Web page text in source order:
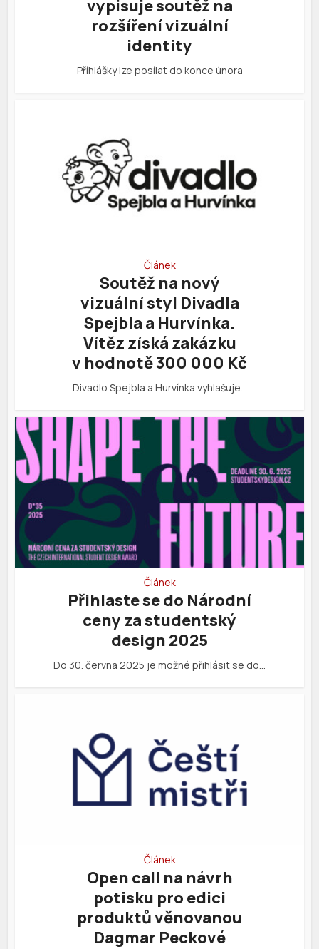
vypisuje soutěž na
rozšíření vizuální
identity
Příhlášky lze posílat do konce února
Článek
Soutěž na nový
vizuální styl Divadla
Spejbla a Hurvínka.
Vítěz získá zakázku
v hodnotě 300 000 Kč
Divadlo Spejbla a Hurvínka vyhlašuje…
Článek
Přihlaste se do Národní
ceny za studentský
design 2025
Do 30. června 2025 je možné přihlásit se do…
Článek
Open call na návrh
potisku pro edici
produktů věnovanou
Dagmar Peckové